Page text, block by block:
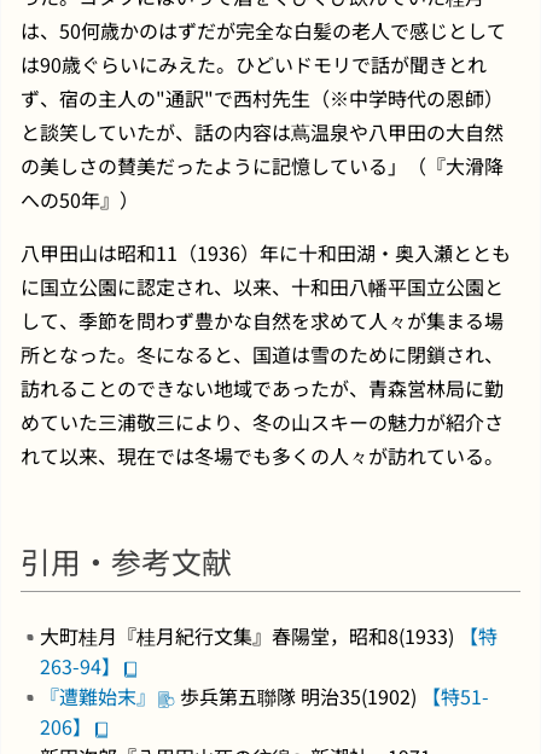
は、50何歳かのはずだが完全な白髪の老人で感じとして
は90歳ぐらいにみえた。ひどいドモリで話が聞きとれ
ず、宿の主人の"通訳"で西村先生（※中学時代の恩師）
と談笑していたが、話の内容は蔦温泉や八甲田の大自然
の美しさの賛美だったように記憶している」（『大滑降
への50年』）
八甲田山は昭和11（1936）年に十和田湖・奥入瀬ととも
に国立公園に認定され、以来、十和田八幡平国立公園と
して、季節を問わず豊かな自然を求めて人々が集まる場
所となった。冬になると、国道は雪のために閉鎖され、
訪れることのできない地域であったが、青森営林局に勤
めていた三浦敬三により、冬の山スキーの魅力が紹介さ
れて以来、現在では冬場でも多くの人々が訪れている。
引用・参考文献
大町桂月『桂月紀行文集』春陽堂，昭和8(1933)
【特
263-94】
『遭難始末』
歩兵第五聯隊 明治35(1902)
【特51-
206】